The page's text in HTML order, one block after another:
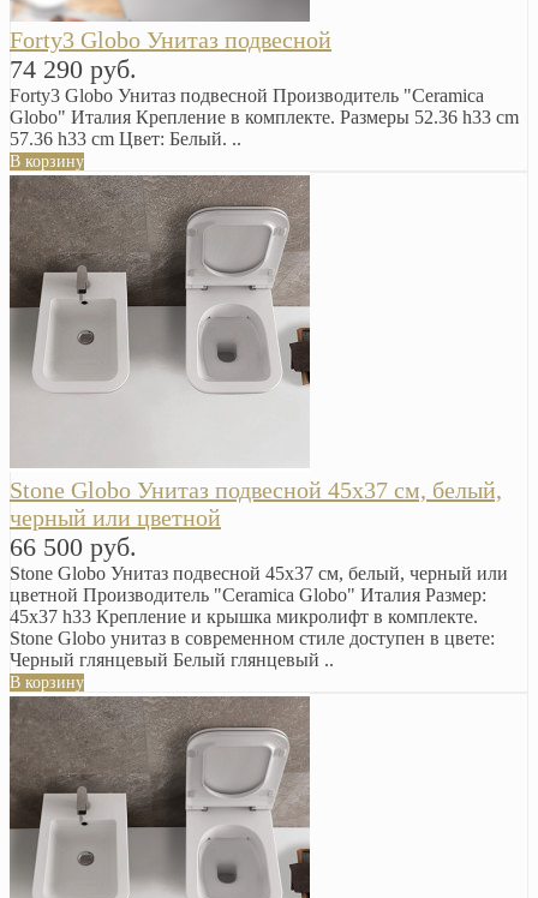
Forty3 Globo Унитаз подвесной
74 290 руб.
Forty3 Globo Унитаз подвесной Производитель "Ceramica
Globo" Италия Крепление в комплекте. Размеры 52.36 h33 cm
57.36 h33 cm Цвет: Белый. ..
В корзину
Stone Globo Унитаз подвесной 45х37 см, белый,
черный или цветной
66 500 руб.
Stone Globo Унитаз подвесной 45х37 см, белый, черный или
цветной Производитель "Ceramica Globo" Италия Размер:
45х37 h33 Крепление и крышка микролифт в комплекте.
Stone Globo унитаз в современном стиле доступен в цвете:
Черный глянцевый Белый глянцевый ..
В корзину